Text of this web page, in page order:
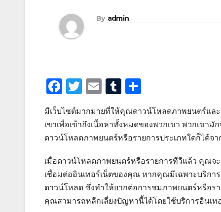
By admin
F
a
c
e
o
o
k
T
tt
er
E
m
ail
T
m
bl
ar
e
มีเว็บไซต์มากมายที่ให้คุณดาวน์โหลดภาพยนตร์แล
เขาเพื่อเข้าถึงเนื้อหาทั้งหมดของพวกเขา พวกเข
ดาวน์โหลดภาพยนตร์หรือรายการประเภทใดก็ได้จา
เมื่อดาวน์โหลดภาพยนตร์หรือรายการทีวีแล้ว คุณ
เชื่อมต่ออินเทอร์เน็ตของคุณ หากคุณมีเฉพาะบริกา
ดาวน์โหลด ซึ่งทำให้ยากต่อการชมภาพยนตร์หรือรา
คุณสามารถหลีกเลี่ยงปัญหานี้ได้โดยใช้บริการอินเทอ